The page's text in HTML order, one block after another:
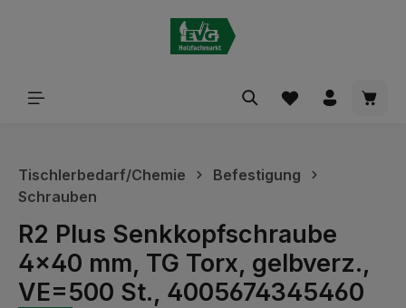
Tischlerbedarf/Chemie
Befestigung
Schrauben
R2 Plus Senkkopfschraube
4x40 mm, TG Torx, gelbverz.,
VE=500 St., 4005674345460